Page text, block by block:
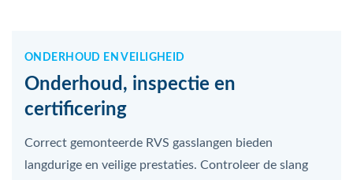
ONDERHOUD EN VEILIGHEID
Onderhoud, inspectie en
certificering
Correct gemonteerde RVS gasslangen bieden
langdurige en veilige prestaties. Controleer de slang